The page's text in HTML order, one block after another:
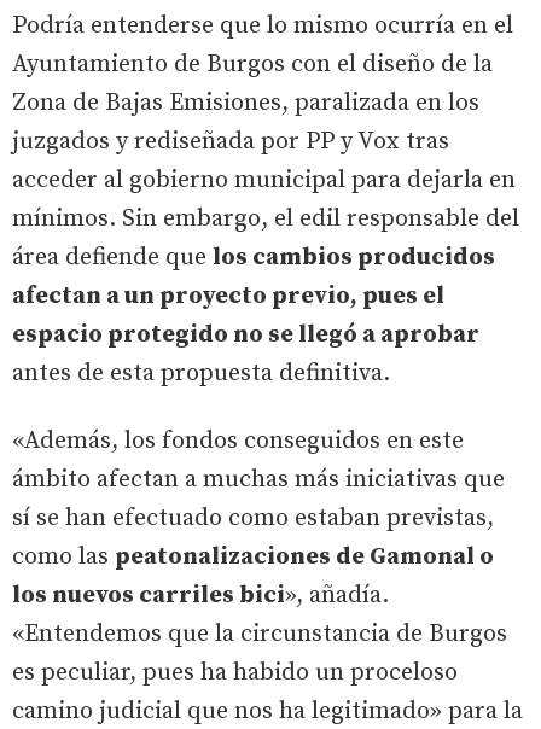
Podría entenderse que lo mismo ocurría en el
Ayuntamiento de Burgos con el diseño de la
Zona de Bajas Emisiones, paralizada en los
juzgados y rediseñada por PP y Vox tras
acceder al gobierno municipal para dejarla en
mínimos. Sin embargo, el edil responsable del
área defiende que los cambios producidos
afectan a un proyecto previo, pues el
espacio protegido no se llegó a aprobar
antes de esta propuesta definitiva.
«Además, los fondos conseguidos en este
ámbito afectan a muchas más iniciativas que
sí se han efectuado como estaban previstas,
como las peatonalizaciones de Gamonal o
los nuevos carriles bici», añadía.
«Entendemos que la circunstancia de Burgos
es peculiar, pues ha habido un proceloso
camino judicial que nos ha legitimado» para la